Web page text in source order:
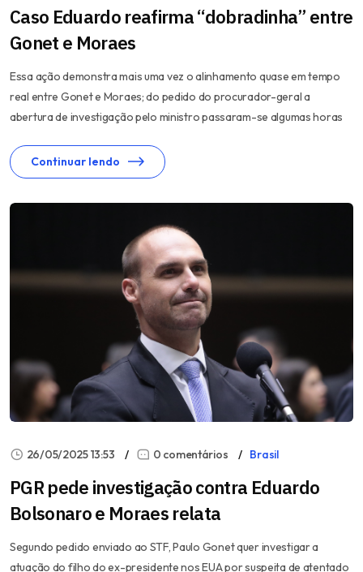
Caso Eduardo reafirma “dobradinha” entre
Gonet e Moraes
Essa ação demonstra mais uma vez o alinhamento quase em tempo
real entre Gonet e Moraes; do pedido do procurador-geral a
abertura de investigação pelo ministro passaram-se algumas horas
Continuar lendo
26/05/2025 13:53 0 comentários Brasil
PGR pede investigação contra Eduardo
Bolsonaro e Moraes relata
Segundo pedido enviado ao STF, Paulo Gonet quer investigar a
atuação do filho do ex-presidente nos EUA por suspeita de atentado